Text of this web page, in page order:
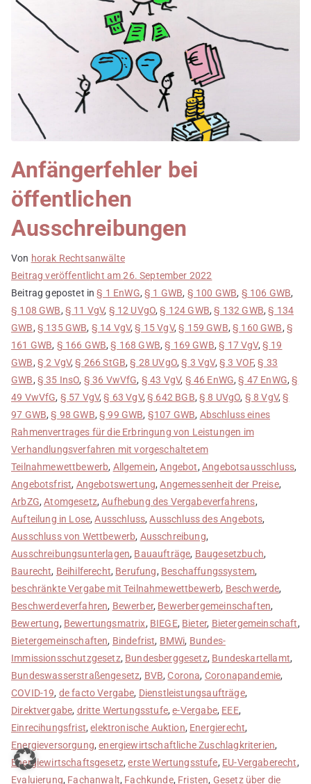
Anfängerfehler bei
öffentlichen
Ausschreibungen
Von horak Rechtsanwälte
Beitrag veröffentlicht am26. September 2022
Beitrag gepostet in§ 1 EnWG,§ 1 GWB, § 100 GWB, § 106 GWB,
§ 108 GWB, § 11 VgV, § 12 UVgO,§ 124 GWB,§ 132 GWB,§ 134
GWB, § 135 GWB, § 14 VgV,§ 15 VgV,§ 159 GWB,§ 160 GWB, §
161 GWB, § 166 GWB,§ 168 GWB,§ 169 GWB,§ 17 VgV, § 19
GWB, § 2 VgV,§ 266 StGB,§ 28 UVgO,§ 3 VgV, § 3 VOF,§ 33
GWB, § 35 InsO, § 36 VwVfG, § 43 VgV, § 46 EnWG,§ 47 EnWG,§
49 VwVfG, § 57 VgV,§ 63 VgV,§ 642 BGB,§ 8 UVgO, § 8 VgV,§
97 GWB,§ 98 GWB,§ 99 GWB, §107 GWB, Abschluss eines
Rahmenvertrages für die Erbringung von Leistungen im
Verhandlungsverfahren mit vorgeschaltetem
Teilnahmewettbewerb, Allgemein,Angebot, Angebotsausschluss,
Angebotsfrist, Angebotswertung,Angemessenheit der Preise,
ArbZG,Atomgesetz,Aufhebung des Vergabeverfahrens,
Aufteilung in Lose,Ausschluss,Ausschluss des Angebots,
Ausschluss von Wettbewerb, Ausschreibung,
Ausschreibungsunterlagen, Bauaufträge, Baugesetzbuch,
Baurecht, Beihilferecht, Berufung, Beschaffungssystem,
beschränkte Vergabe mit Teilnahmewettbewerb, Beschwerde,
Beschwerdeverfahren, Bewerber, Bewerbergemeinschaften,
Bewertung, Bewertungsmatrix, BIEGE, Bieter, Bietergemeinschaft,
Bietergemeinschaften, Bindefrist, BMWi, Bundes-
Immissionsschutzgesetz, Bundesberggesetz, Bundeskartellamt,
Bundeswasserstraßengesetz, BVB,Corona, Coronapandemie,
COVID-19, de facto Vergabe, Dienstleistungsaufträge,
Direktvergabe, dritte Wertungsstufe,e-Vergabe, EEE,
Einrecihungsfrist,elektronische Auktion, Energierecht,
Energieversorgung,energiewirtschaftliche Zuschlagkriterien,
Energiewirtschaftsgesetz,erste Wertungsstufe, EU-Vergaberecht,
Evaluierung, Fachanwalt, Fachkunde, Fristen, Gesetz über die